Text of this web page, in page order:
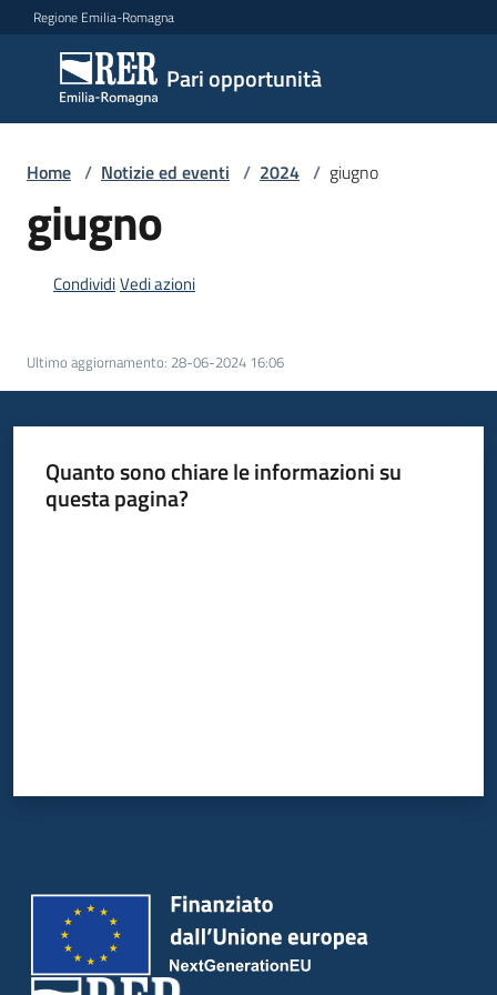
Vai al contenuto
Vai alla navigazione
Vai al footer
Regione Emilia-Romagna
Pari opportunità
Pari
opportunità
Novità
Servizi
Leggi
Atti
Bandi
Home / Notizie ed eventi / 2024 / giugno
giugno
CondividiVedi azioni
Ultimo aggiornamento: 28-06-2024 16:06
Quanto sono chiare le informazioni su
questa pagina?